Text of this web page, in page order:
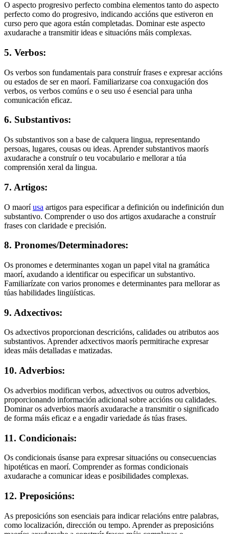
O aspecto progresivo perfecto combina elementos tanto do aspecto
perfecto como do progresivo, indicando accións que estiveron en
curso pero que agora están completadas. Dominar este aspecto
axudarache a transmitir ideas e situacións máis complexas.
5. Verbos:
Os verbos son fundamentais para construír frases e expresar accións
ou estados de ser en maorí. Familiarizarse coa conxugación dos
verbos, os verbos comúns e o seu uso é esencial para unha
comunicación eficaz.
6. Substantivos:
Os substantivos son a base de calquera lingua, representando
persoas, lugares, cousas ou ideas. Aprender substantivos maorís
axudarache a construír o teu vocabulario e mellorar a túa
comprensión xeral da lingua.
7. Artigos:
O maoríusa artigos para especificar a definición ou indefinición dun
substantivo. Comprender o uso dos artigos axudarache a construír
frases con claridade e precisión.
8. Pronomes/Determinadores:
Os pronomes e determinantes xogan un papel vital na gramática
maorí, axudando a identificar ou especificar un substantivo.
Familiarízate con varios pronomes e determinantes para mellorar as
túas habilidades lingüísticas.
9. Adxectivos:
Os adxectivos proporcionan descricións, calidades ou atributos aos
substantivos. Aprender adxectivos maorís permitirache expresar
ideas máis detalladas e matizadas.
10. Adverbios:
Os adverbios modifican verbos, adxectivos ou outros adverbios,
proporcionando información adicional sobre accións ou calidades.
Dominar os adverbios maorís axudarache a transmitir o significado
de forma máis eficaz e a engadir variedade ás túas frases.
11. Condicionais:
Os condicionais úsanse para expresar situacións ou consecuencias
hipotéticas en maorí. Comprender as formas condicionais
axudarache a comunicar ideas e posibilidades complexas.
12. Preposicións:
As preposicións son esenciais para indicar relacións entre palabras,
como localización, dirección ou tempo. Aprender as preposicións